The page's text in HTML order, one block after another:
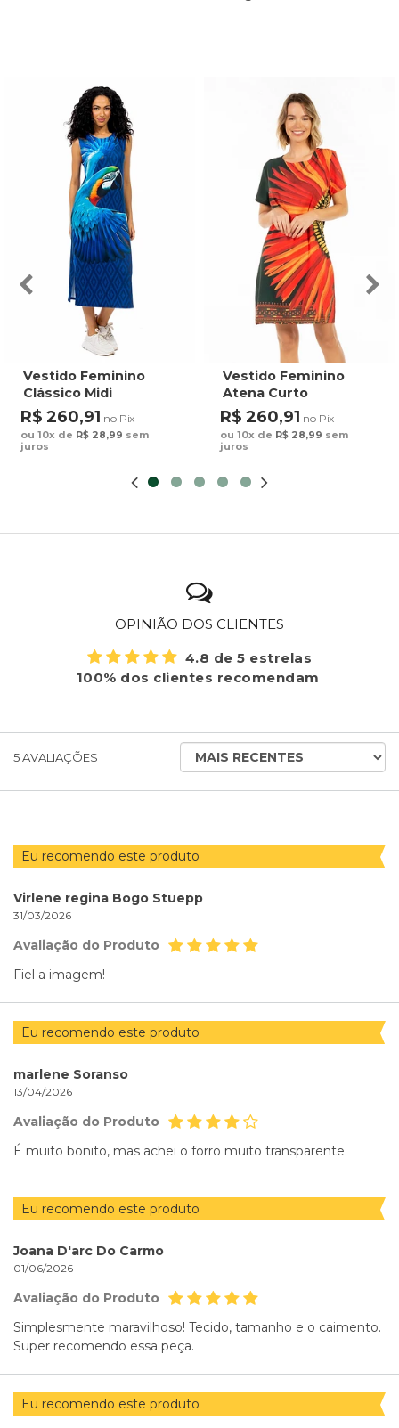
Vestido Feminino
Clássico Midi
Estampado Maxi
Arara Fundo Azul
R$ 260,91 no Pix
ou 10x de R$ 28,99 sem
juros
Vestido Feminino
Atena Curto
Estampado Cocares
Barrado Fundo Verde
R$ 260,91 no Pix
ou 10x de R$ 28,99 sem
juros
OPINIÃO DOS CLIENTES
4.8 de 5 estrelas
100% dos clientes recomendam
5AVALIAÇÕES
ORDENAR
AVALIAÇÕES
Eu recomendo este produto
Virlene regina Bogo Stuepp
31/03/2026
Avaliação do Produto
Fiel a imagem!
Eu recomendo este produto
marlene Soranso
13/04/2026
Avaliação do Produto
É muito bonito, mas achei o forro muito transparente.
Eu recomendo este produto
Joana D'arc Do Carmo
01/06/2026
Avaliação do Produto
Simplesmente maravilhoso! Tecido, tamanho e o caimento.
Super recomendo essa peça.
Eu recomendo este produto